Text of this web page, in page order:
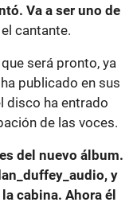
Va a ser uno de
cantante.
será pronto, ya
ha publicado en sus
disco ha entrado
de las voces.
del nuevo álbum.
y
cabina. Ahora él